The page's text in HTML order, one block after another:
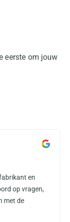
eerste om jouw
en
op vragen,
met de